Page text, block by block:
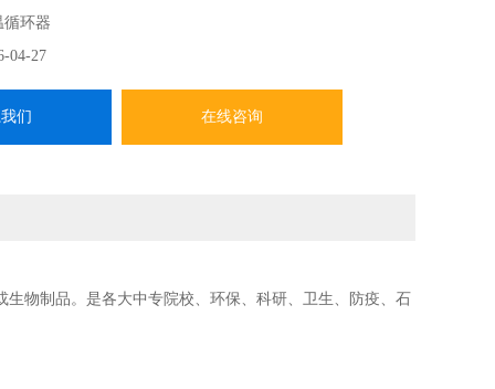
循环器
04-27
们 在线咨询
物制品。是各大中专院校、环保、科研、卫生、防疫、石